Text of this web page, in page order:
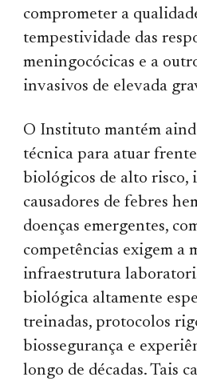
comprometer a
tempestividade das
meningocócicas e a
invasivos de elevada
O Instituto mantém
técnica para atuar
biológicos de alto risco,
causadores de febres
doenças emergentes,
competências exigem a
infraestrutura
biológica altamente
treinadas, protocolos
biossegurança e
longo de décadas. Tais